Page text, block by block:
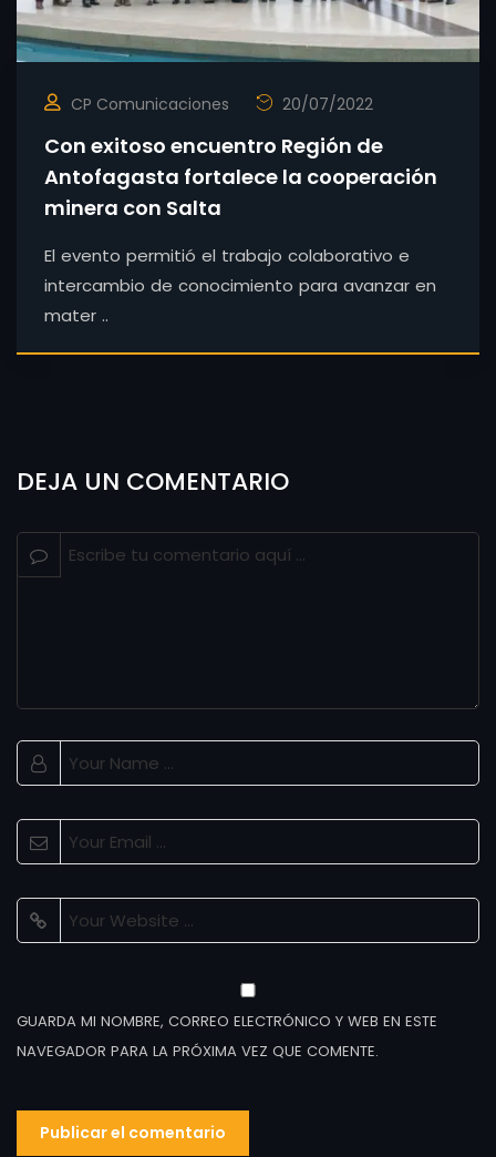
CP Comunicaciones 20/07/2022
Con exitoso encuentro Región de
Antofagasta fortalece la cooperación
minera con Salta
El evento permitió el trabajo colaborativo e
intercambio de conocimiento para avanzar en
mater ..
DEJA UN COMENTARIO
GUARDA MI NOMBRE, CORREO ELECTRÓNICO Y WEB EN ESTE
NAVEGADOR PARA LA PRÓXIMA VEZ QUE COMENTE.